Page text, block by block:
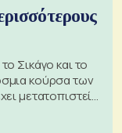
Σικάγο και το
κούρσα των
μετατοπιστεί